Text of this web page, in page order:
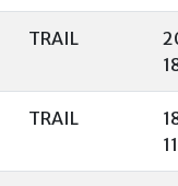
TRAIL
TRAIL